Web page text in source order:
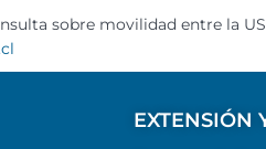
sobre movilidad entre la
EXTENSIÓN